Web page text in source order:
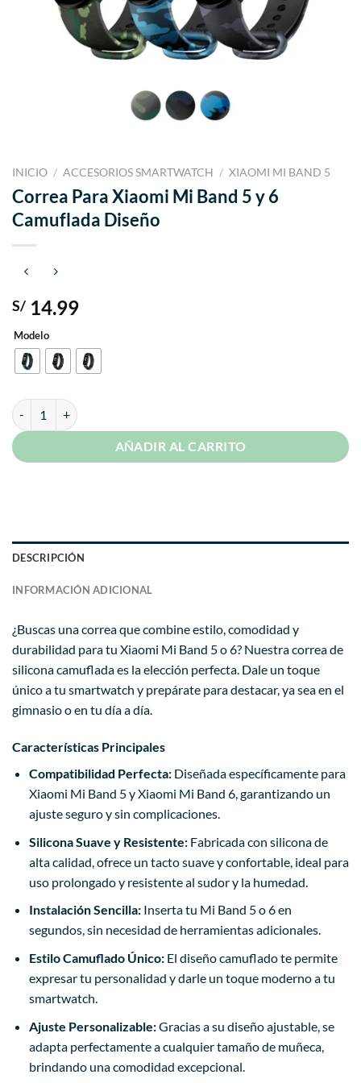
INICIO / ACCESORIOS SMARTWATCH / XIAOMI MI BAND 5
Correa Para Xiaomi Mi Band 5 y 6
Camuflada Diseño
S/ 14.99
Modelo
Correa Para Xiaomi Mi Band 5 y 6 Camuflada Diseño cantidad
AÑADIR AL CARRITO
DESCRIPCIÓN
INFORMACIÓN ADICIONAL
¿Buscas una correa que combine estilo, comodidad y
durabilidad para tu Xiaomi Mi Band 5 o 6? Nuestra correa de
silicona camuflada es la elección perfecta. Dale un toque
único a tu smartwatch y prepárate para destacar, ya sea en el
gimnasio o en tu día a día.
Características Principales
Compatibilidad Perfecta:Diseñada específicamente para
Xiaomi Mi Band 5 y Xiaomi Mi Band 6, garantizando un
ajuste seguro y sin complicaciones.
Silicona Suave y Resistente:Fabricada con silicona de
alta calidad, ofrece un tacto suave y confortable, ideal para
uso prolongado y resistente al sudor y la humedad.
Instalación Sencilla:Inserta tu Mi Band 5 o 6 en
segundos, sin necesidad de herramientas adicionales.
Estilo Camuflado Único:El diseño camuflado te permite
expresar tu personalidad y darle un toque moderno a tu
smartwatch.
Ajuste Personalizable:Gracias a su diseño ajustable, se
adapta perfectamente a cualquier tamaño de muñeca,
brindando una comodidad excepcional.